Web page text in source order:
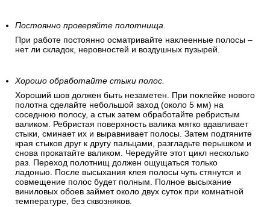
Постоянно проверяйте полотнища.
При работе постоянно осматривайте наклеенные полосы –
нет ли складок, неровностей и воздушных пузырей.
Хорошо обработайте стыки полос.
Хороший шов должен быть незаметен. При поклейке нового
полотна сделайте небольшой заход (около 5 мм) на
соседнюю полосу, а стык затем обработайте ребристым
валиком. Ребристая поверхность валика мягко вдавливает
стыки, сминает их и выравнивает полосы. Затем подтяните
края стыков друг к другу пальцами, разгладьте перышком и
снова прокатайте валиком. Чередуйте этот цикл несколько
раз. Переход полотнищ должен ощущаться только
ладонью. После высыхания клея полосы чуть стянутся и
совмещение полос будет полным. Полное высыхание
виниловых обоев займет около двух суток при комнатной
температуре, без сквозняков.